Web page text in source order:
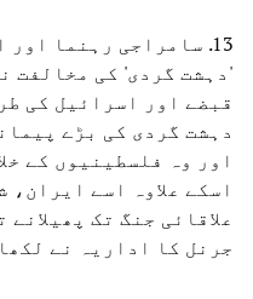
13. سامراجی رہنما
'دہشت گردی' کی مخالفت
قبضے اور اسرائیل کی
دہشت گردی کی بڑے
اور وہ فلسطینیوں کے
اسکے علاوہ اسے ایران،
علاقائی جنگ تک
جرنل کا اداریہ نے